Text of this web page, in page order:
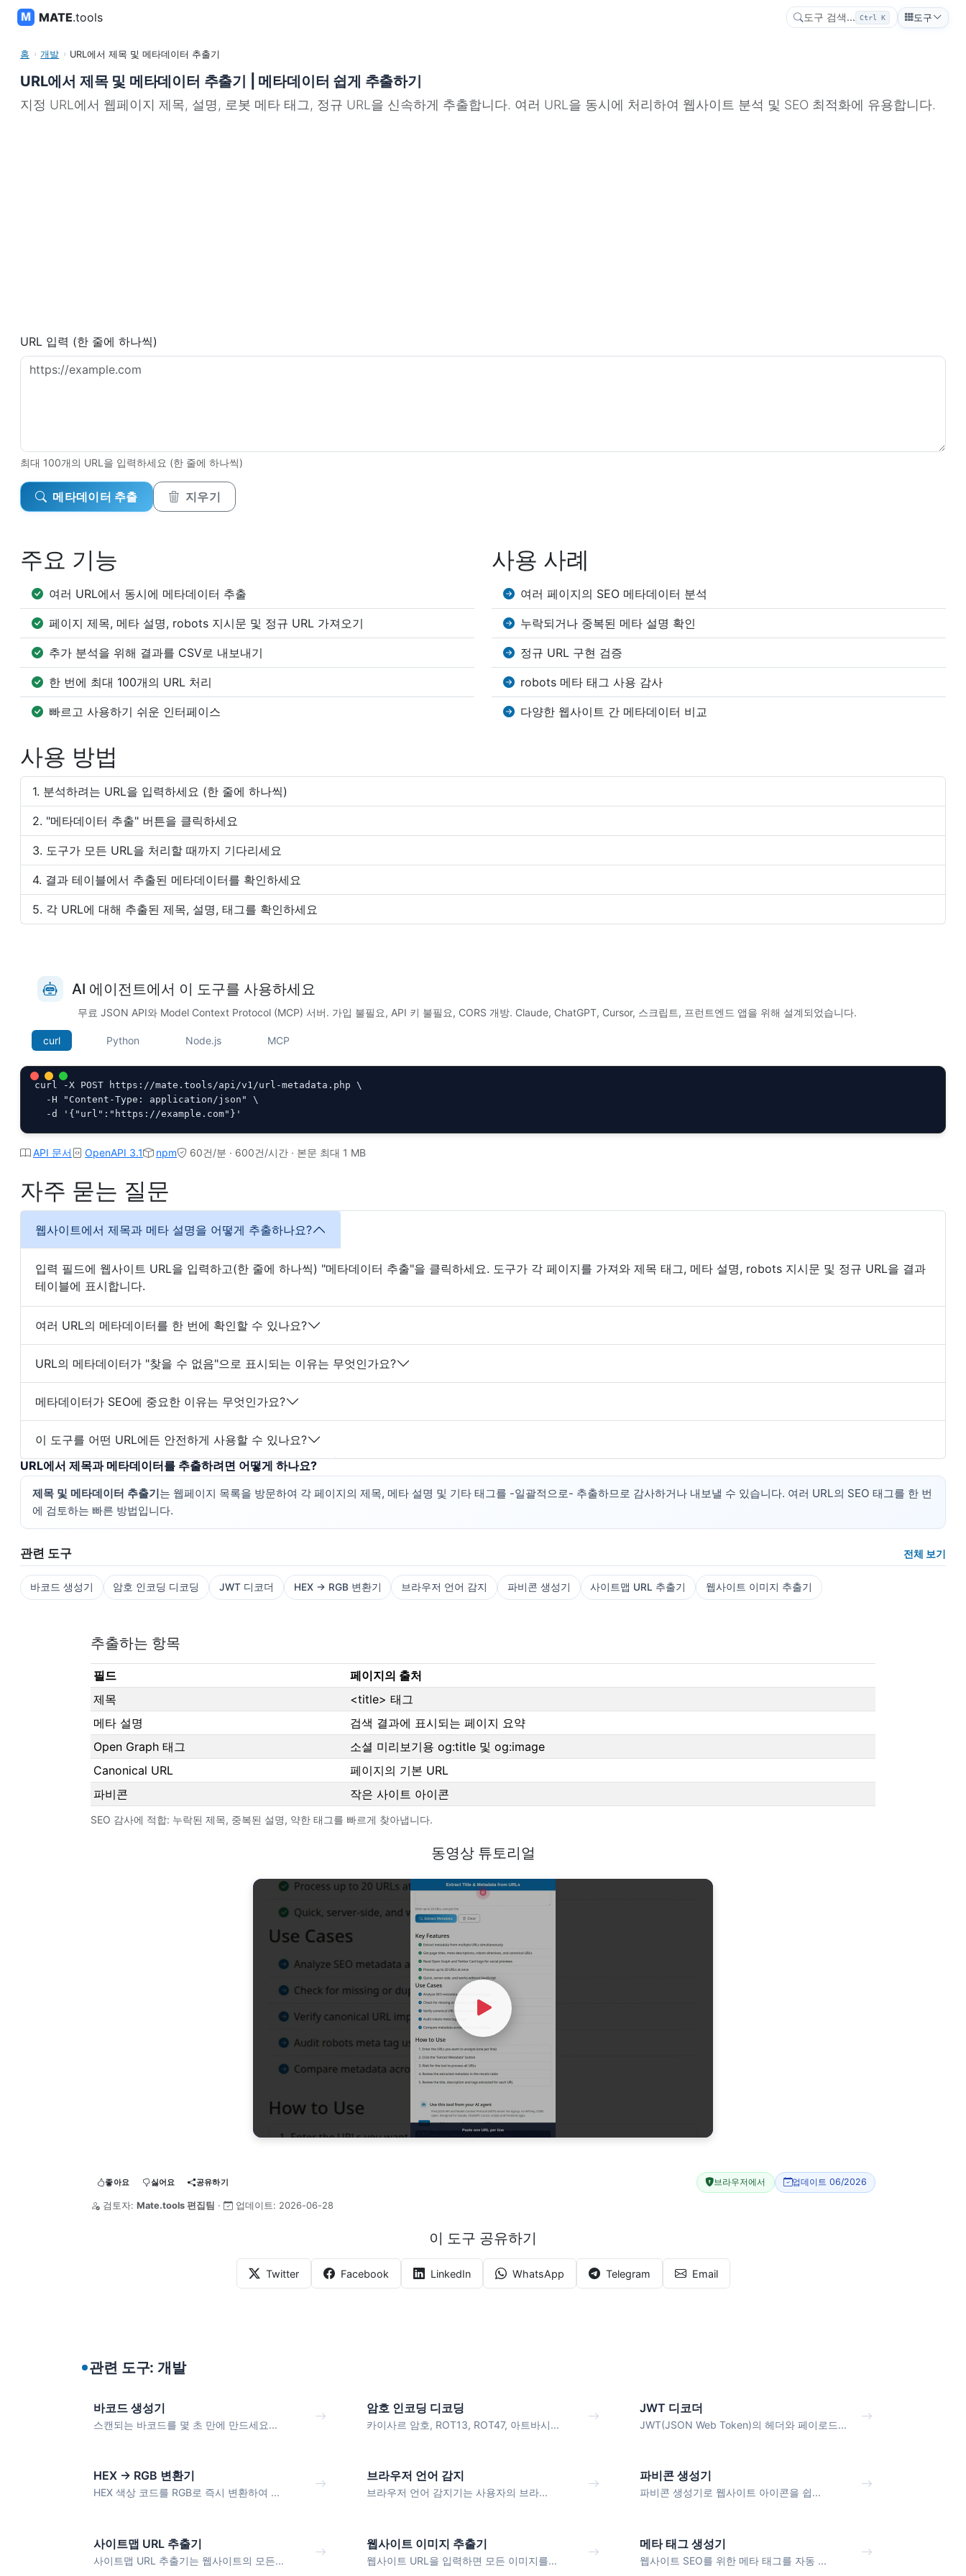
MATE.tools 도구 검색... Ctrl K 도구
홈 개발 URL에서 제목 및 메타데이터 추출기
URL에서 제목 및 메타데이터 추출기 | 메타데이터 쉽게 추출하기
지정 URL에서 웹페이지 제목, 설명, 로봇 메타 태그, 정규 URL을 신속하게 추출합니다. 여러 URL을 동시에 처리하여 웹사이트 분석 및 SEO 최적화에 유용합니다.
URL 입력 (한 줄에 하나씩)
최대 100개의 URL을 입력하세요 (한 줄에 하나씩)
메타데이터 추출 지우기
주요 기능
여러 URL에서 동시에 메타데이터 추출
페이지 제목, 메타 설명, robots 지시문 및 정규 URL 가져오기
추가 분석을 위해 결과를 CSV로 내보내기
한 번에 최대 100개의 URL 처리
빠르고 사용하기 쉬운 인터페이스
사용 사례
여러 페이지의 SEO 메타데이터 분석
누락되거나 중복된 메타 설명 확인
정규 URL 구현 검증
robots 메타 태그 사용 감사
다양한 웹사이트 간 메타데이터 비교
사용 방법
분석하려는 URL을 입력하세요 (한 줄에 하나씩)
"메타데이터 추출" 버튼을 클릭하세요
도구가 모든 URL을 처리할 때까지 기다리세요
결과 테이블에서 추출된 메타데이터를 확인하세요
각 URL에 대해 추출된 제목, 설명, 태그를 확인하세요
AI 에이전트에서 이 도구를 사용하세요
무료 JSON API와 Model Context Protocol (MCP) 서버. 가입 불필요, API 키 불필요, CORS 개방. Claude, ChatGPT, Cursor, 스크립트, 프런트엔드 앱을 위해 설계되었습니다.
curl Python Node.js MCP
curl -X POST https://mate.tools/api/v1/url-metadata.php \
  -H "Content-Type: application/json" \
  -d '{"url":"https://example.com"}'
API 문서 OpenAPI 3.1 npm 60건/분 · 600건/시간 · 본문 최대 1 MB
자주 묻는 질문
웹사이트에서 제목과 메타 설명을 어떻게 추출하나요?
입력 필드에 웹사이트 URL을 입력하고(한 줄에 하나씩) "메타데이터 추출"을 클릭하세요. 도구가 각 페이지를 가져와 제목 태그, 메타 설명, robots 지시문 및 정규 URL을 결과
테이블에 표시합니다.
여러 URL의 메타데이터를 한 번에 확인할 수 있나요?
URL의 메타데이터가 "찾을 수 없음"으로 표시되는 이유는 무엇인가요?
메타데이터가 SEO에 중요한 이유는 무엇인가요?
이 도구를 어떤 URL에든 안전하게 사용할 수 있나요?
URL에서 제목과 메타데이터를 추출하려면 어떻게 하나요?
제목 및 메타데이터 추출기는 웹페이지 목록을 방문하여 각 페이지의 제목, 메타 설명 및 기타 태그를 -일괄적으로- 추출하므로 감사하거나 내보낼 수 있습니다. 여러 URL의 SEO 태그를 한 번
에 검토하는 빠른 방법입니다.
관련 도구 전체 보기
바코드 생성기 암호 인코딩 디코딩 JWT 디코더 HEX → RGB 변환기 브라우저 언어 감지 파비콘 생성기 사이트맵 URL 추출기 웹사이트 이미지 추출기
추출하는 항목
필드
페이지의 출처
제목
<title> 태그
메타 설명
검색 결과에 표시되는 페이지 요약
Open Graph 태그
소셜 미리보기용 og:title 및 og:image
Canonical URL
페이지의 기본 URL
파비콘
작은 사이트 아이콘
SEO 감사에 적합: 누락된 제목, 중복된 설명, 약한 태그를 빠르게 찾아냅니다.
동영상 튜토리얼
Watch Video
좋아요 싫어요 공유하기 브라우저에서 업데이트 06/2026
검토자: Mate.tools 편집팀 · 업데이트: 2026-06-28
이 도구 공유하기
Twitter Facebook LinkedIn WhatsApp Telegram Email
관련 도구: 개발
바코드 생성기
스캔되는 바코드를 몇 초 만에 만드세요...
암호 인코딩 디코딩
카이사르 암호, ROT13, ROT47, 아트바시...
JWT 디코더
JWT(JSON Web Token)의 헤더와 페이로드...
HEX → RGB 변환기
HEX 색상 코드를 RGB로 즉시 변환하여 ...
브라우저 언어 감지
브라우저 언어 감지기는 사용자의 브라...
파비콘 생성기
파비콘 생성기로 웹사이트 아이콘을 쉽...
사이트맵 URL 추출기
사이트맵 URL 추출기는 웹사이트의 모든...
웹사이트 이미지 추출기
웹사이트 URL을 입력하면 모든 이미지를...
메타 태그 생성기
웹사이트 SEO를 위한 메타 태그를 자동 ...